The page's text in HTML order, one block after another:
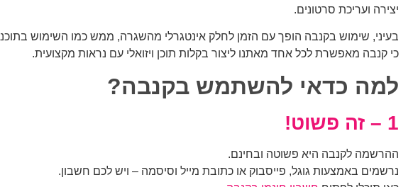
יצירה ועריכת סרטונים.
בעיני, שימוש בקנבה הופך עם הזמן לחלק אינטגרלי מהשגרה, ממש כמו השימוש
כי קנבה מאפשרת לכל אחד מאתנו ליצור בקלות תוכן ויזואלי עם נראות מקצועית.
למה כדאי להשתמש בקנבה?
1 – זה פשוט!
ההרשמה לקנבה היא פשוטה ובחינם.
נרשמים באמצעות גוגל, פייסבוק או כתובת מייל וסיסמה – ויש לכם חשבון.